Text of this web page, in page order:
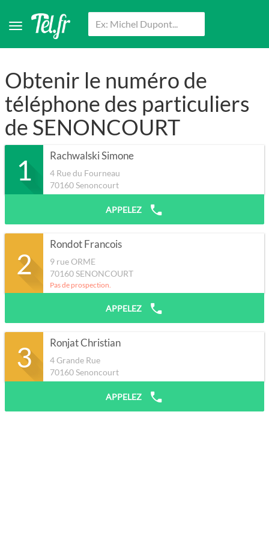
Obtenir le numéro de
téléphone des particuliers
de SENONCOURT
1 Rachwalski Simone
4 Rue du Fourneau
70160Senoncourt
APPELEZ
2
Rondot Francois
9 rue ORME
70160SENONCOURT
Pas de prospection.
APPELEZ
3 Ronjat Christian
4 Grande Rue
70160Senoncourt
APPELEZ